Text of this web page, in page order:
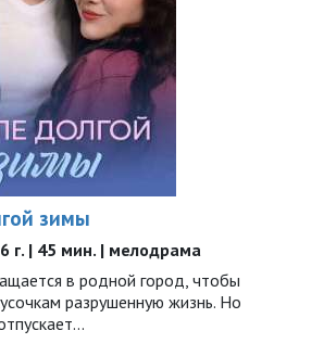
зимы
г. | 45 мин. | мелодрама
в родной город, чтобы
разрушенную жизнь. Но